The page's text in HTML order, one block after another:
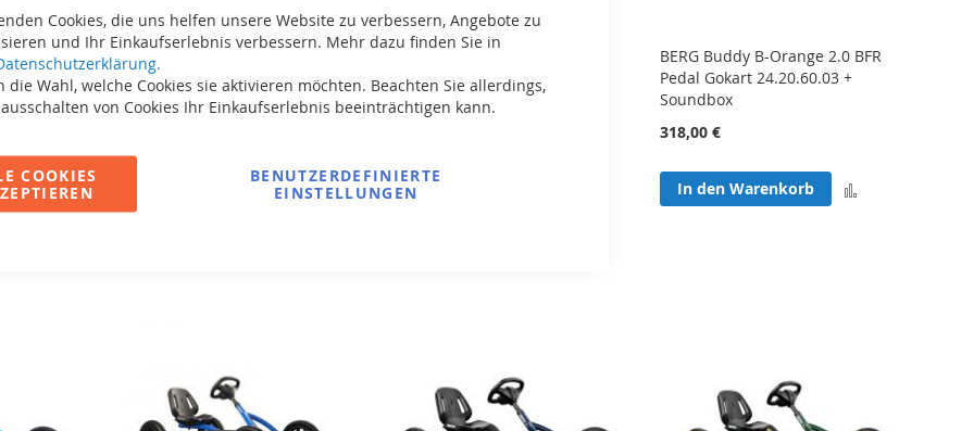
Cookies, die uns helfen unsere Website zu verbessern, Angebote zu
und Ihr Einkaufserlebnis verbessern. Mehr dazu finden Sie in
die Wahl, welche Cookies sie aktivieren möchten. Beachten Sie allerdings,
von Cookies Ihr Einkaufserlebnis beeinträchtigen kann.
COOKIES
BENUTZERDEFINIERTE
EINSTELLUNGEN
für
Gokarts
Zur
BERG Buddy Choppy Neo 2.0 BFR
Pedal Gokart Trike 24.15.01.01
279,00 €
In den Warenkorb
Zur
Vergleichsliste
Pedal Gokart 24.20.60.03
299,00 €
In den Warenkorb
Vergleichsliste
BERG Buddy B-Orange 2.0 BFR
Pedal Gokart 24.20.60.03 +
Soundbox
318,00 €
In den Warenkorb